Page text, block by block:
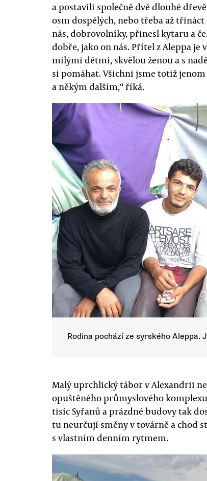
a postavili společně dvě dlouhé
osm dospělých, nebo třeba až
nás, dobrovolníky, přinesl kytaru a
dobře, jako on nás. Přítel z Aleppa
milými dětmi, skvělou ženou a s
si pomáhat. Všichni jsme totiž
a někým dalším,“ říká.
Rodina pochází ze syrského Aleppa.
Malý uprchlický tábor v Alexandrii
opuštěného průmyslového
tisíc Syřanů a prázdné budovy tak
tu neurčují směny v továrně a chod
s vlastním denním rytmem.